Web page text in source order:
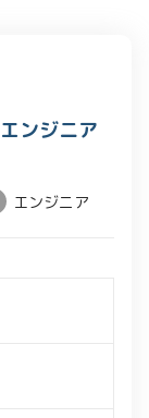
ンジニア
エンジニア